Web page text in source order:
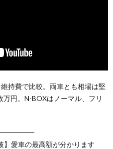
持費で比較。両車とも相場は堅
円。N-BOXはノーマル、フリ
愛車の最高額が分かります